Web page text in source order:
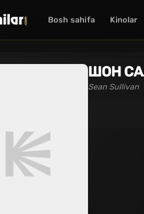
Bosh sahifa Kinolar
ШОН
Sean Sullivan